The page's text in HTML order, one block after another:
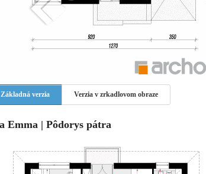
Základná verzia Verzia v zrkadlovom obraze
Emma | Pôdorys pátra